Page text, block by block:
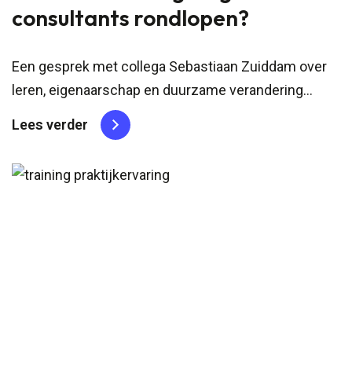
consultants rondlopen?
Een gesprek met collega Sebastiaan Zuiddam over
leren, eigenaarschap en duurzame verandering
binnen bedrijven. Een vraag die altijd opkomt De
vraag komt bijna altijd op een logisch moment in het
gesprek. De consultants zijn al aan boord, de
plannen liggen...
Lees verder